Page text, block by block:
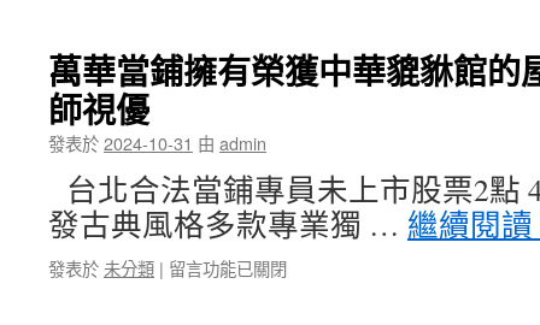
肉
毒
瘦
臉
與
抽
脂〉
中
支
票
特
色
台
中
當
舖
萬華當鋪擁有榮獲中華貔貅館
師視優
發表於2024-10-31 由 admin
台北合法當鋪專員未上市股票2點
發古典風格多款專業獨 … 繼續閱讀
發表於 未分類 | 在
留言功能已關閉